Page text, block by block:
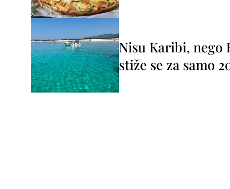
Nisu Karibi, nego
stiže se za samo